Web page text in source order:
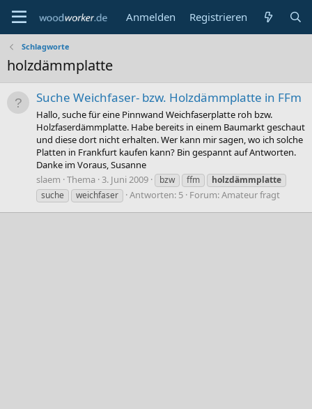
Anmelden Registrieren
Schlagworte
holzdämmplatte
Suche Weichfaser- bzw. Holzdämmplatte in FFm
Hallo, suche für eine Pinnwand Weichfaserplatte roh bzw.
Holzfaserdämmplatte. Habe bereits in einem Baumarkt geschaut
und diese dort nicht erhalten. Wer kann mir sagen, wo ich solche
Platten in Frankfurt kaufen kann? Bin gespannt auf Antworten.
Danke im Voraus, Susanne
slaem Thema 3. Juni 2009 bzw ffm
holzdämmplatte
suche
weichfaser Antworten: 5 Forum:Amateur fragt